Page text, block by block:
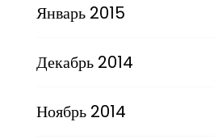
Январь 2015
Декабрь 2014
Ноябрь 2014